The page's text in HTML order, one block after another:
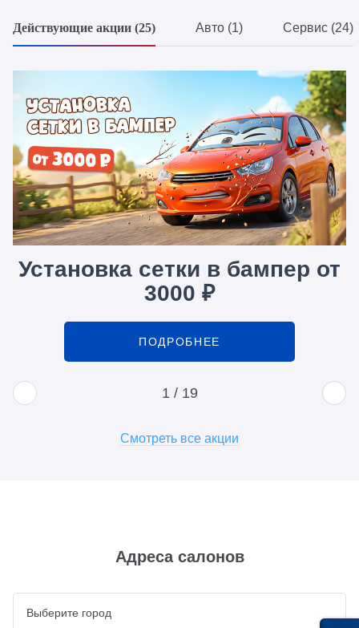
Действующие акции (25) Авто (1) Сервис (24)
Установка сетки в бампер от
3000 ₽
ПОДРОБНЕЕ
1 / 19
Смотреть все акции
Адреса салонов